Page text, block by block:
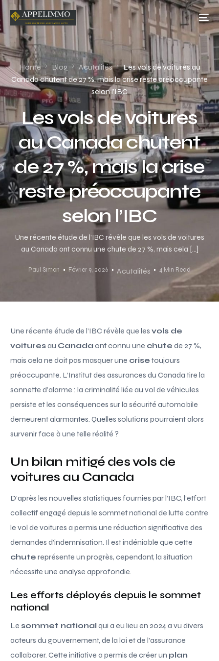
Home Blog Acutalités
Les vols de voitures au
Canada chutent de 27 %, mais la crise reste préoccupante
selon l’IBC
Les vols de voitures
au Canada chutent
de 27 %, mais la crise
reste préoccupante
selon l’IBC
Une récente étude de l’IBC révèle que les vols de voitures
au Canada ont connu une chute de 27 %, mais cela […]
Paul Simon Février 9, 2026 Acutalités 4 Min Read
Une récente étude de l’IBC révèle que lesvols de
voituresau Canada ont connu une chute de 27 %,
mais cela ne doit pas masquer une crise toujours
préoccupante. L’Institut des assurances du Canada tire la
sonnette d’alarme : la criminalité liée au vol de véhicules
persiste et les conséquences sur la sécurité automobile
demeurent alarmantes. Quelles solutions pourraient alors
survenir face à une telle réalité ?
Un bilan mitigé des vols de
voitures au Canada
D’après les nouvelles statistiques fournies par l’IBC, l’effort
collectif engagé depuis le sommet national de lutte contre
le vol de voitures a permis une réduction significative des
demandes d’indemnisation. Il est indéniable que cette
chute représente un progrès, cependant, la situation
nécessite une analyse approfondie.
Les efforts déployés depuis le sommet
national
Le sommet national qui a eu lieu en 2024 a vu divers
acteurs du gouvernement, de la loi et de l’assurance
collaborer. Cette initiative a permis de créer un plan